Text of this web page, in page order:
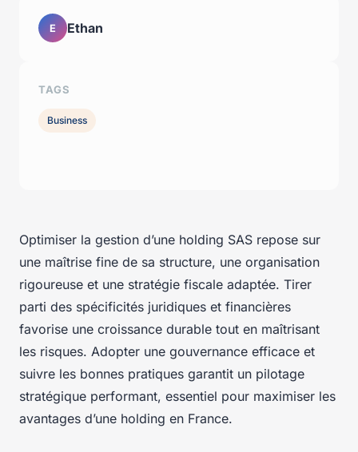
Optimiser la gestion d’une holding SAS repose sur
une maîtrise fine de sa structure, une organisation
rigoureuse et une stratégie fiscale adaptée. Tirer
parti des spécificités juridiques et financières
favorise une croissance durable tout en maîtrisant
les risques. Adopter une gouvernance efficace et
suivre les bonnes pratiques garantit un pilotage
stratégique performant, essentiel pour maximiser les
avantages d’une holding en France.
E Ethan
TAGS
Business